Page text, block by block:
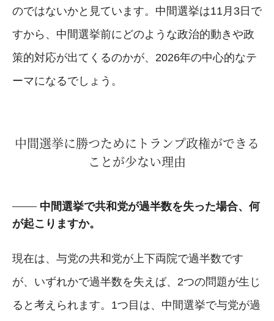
のではないかと見ています。中間選挙は11月3日で
すから、中間選挙前にどのような政治的動きや政
策的対応が出てくるのかが、2026年の中心的なテ
ーマになるでしょう。
中間選挙に勝つためにトランプ政権ができる
ことが少ない理由
中間選挙で共和党が過半数を失った場合、何
が起こりますか。
現在は、与党の共和党が上下両院で過半数です
が、いずれかで過半数を失えば、2つの問題が生じ
ると考えられます。1つ目は、中間選挙で与党が過